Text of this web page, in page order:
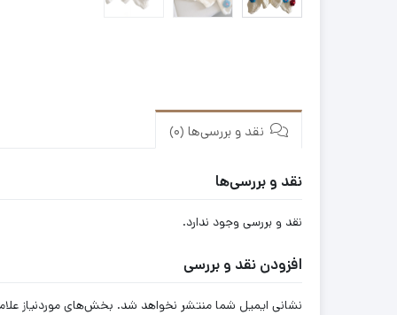
نقد و بررسی‌ها (0)
نقد و بررسی‌ها
نقد و بررسی وجود ندارد.
افزودن نقد و بررسی
نشانی ایمیل شما منتشر نخواهد شد. بخش‌های موردنیاز